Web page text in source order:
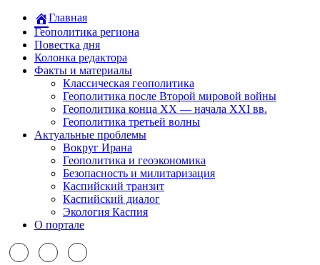
Главная
Геополитика региона
Повестка дня
Колонка редактора
Факты и материалы
Классическая геополитика
Геополитика после Второй мировой войны
Геополитика конца XX — начала XXI вв.
Геополитика третьей волны
Актуальные проблемы
Вокруг Ирана
Геополитика и геоэкономика
Безопасность и милитаризация
Каспийский транзит
Каспийский диалог
Экология Каспия
О портале